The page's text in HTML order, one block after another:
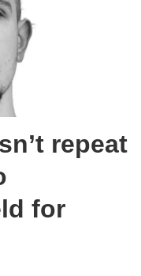
repeat
for